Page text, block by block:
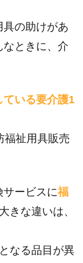
の助けがあ
ときに、介
ている要介護1
福祉用具販売
ービスに福
きな違いは、
なる品目が異